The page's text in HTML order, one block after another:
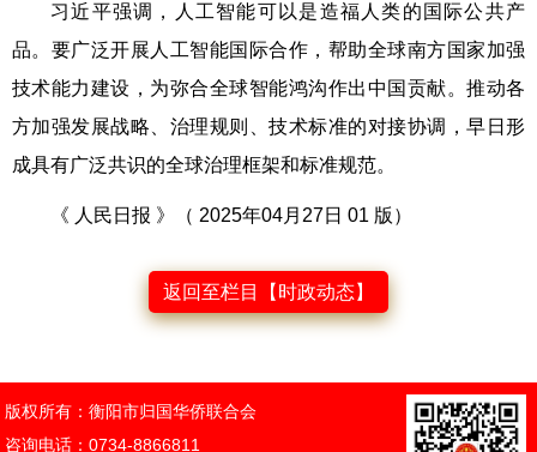
习近平强调，人工智能可以是造福人类的国际公共产
品。要广泛开展人工智能国际合作，帮助全球南方国家加强
技术能力建设，为弥合全球智能鸿沟作出中国贡献。推动各
方加强发展战略、治理规则、技术标准的对接协调，早日形
成具有广泛共识的全球治理框架和标准规范。
《 人民日报 》（ 2025年04月27日 01 版）
返回至栏目【时政动态】
版权所有：衡阳市归国华侨联合会
咨询电话：0734-8866811